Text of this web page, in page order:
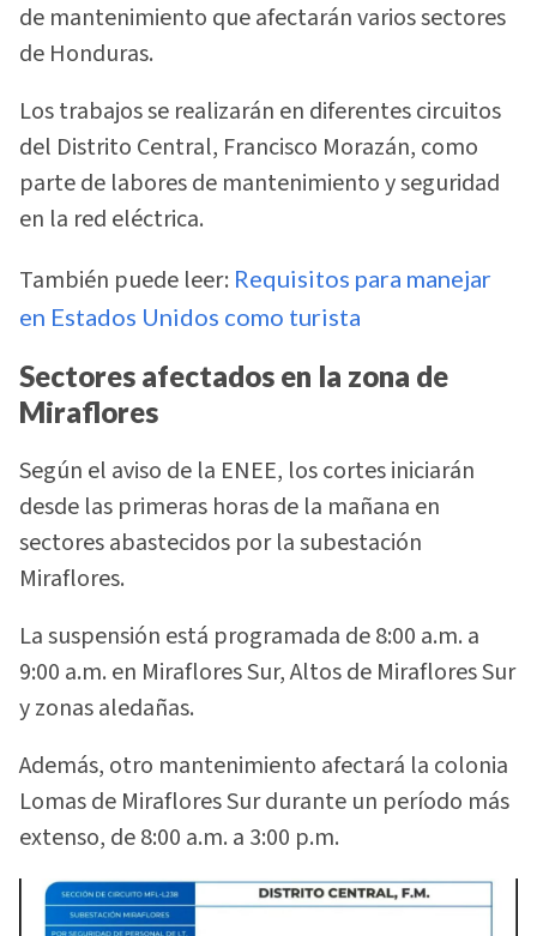
de mantenimiento que afectarán varios sectores
de Honduras.
Los trabajos se realizarán en diferentes circuitos
del Distrito Central, Francisco Morazán, como
parte de labores de mantenimiento y seguridad
en la red eléctrica.
También puede leer: Requisitos para manejar
en Estados Unidos como turista
Sectores afectados en la zona de
Miraflores
Según el aviso de la ENEE, los cortes iniciarán
desde las primeras horas de la mañana en
sectores abastecidos por la subestación
Miraflores.
La suspensión está programada de 8:00 a.m. a
9:00 a.m. en Miraflores Sur, Altos de Miraflores Sur
y zonas aledañas.
Además, otro mantenimiento afectará la colonia
Lomas de Miraflores Sur durante un período más
extenso, de 8:00 a.m. a 3:00 p.m.